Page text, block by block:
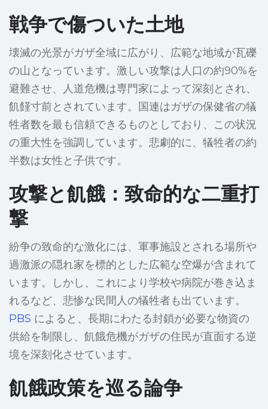
戦争で傷ついた土地
壊滅の光景がガザ全域に広がり、広範な地域が瓦礫
の山となっています。激しい攻撃は人口の約90%を
避難させ、人道危機は専門家によって深刻とされ、
飢饉寸前とされています。国連はガザの保健省の犠
牲者数を最も信頼できるものとしており、この状況
の重大性を強調しています。悲劇的に、犠牲者の約
半数は女性と子供です。
攻撃と飢餓：致命的な二重打
撃
紛争の致命的な激化には、軍事施設とされる場所や
過激派の隠れ家を標的とした広範な空爆が含まれて
います。しかし、これにより学校や病院が巻き込ま
れるなど、悲惨な民間人の犠牲者も出ています。
PBS によると、長期にわたる封鎖が必要な物資の
供給を制限し、飢餓危機がガザの住民が直面する逆
境を深刻化させています。
飢餓政策を巡る論争